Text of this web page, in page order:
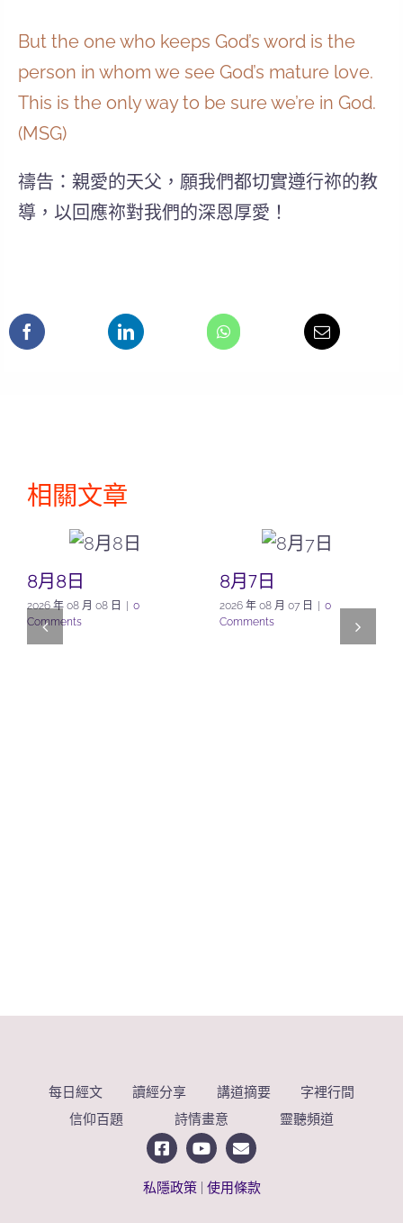
But the one who keeps God’s word is the
person in whom we see God’s mature love.
This is the only way to be sure we’re in God.
(MSG)
禱告：親愛的天父，願我們都切實遵行祢的教
導，以回應祢對我們的深恩厚愛！
相關文章
8月8日
2026 年 08 月 08 日 | 0
Comments
8月7日
2026 年 08 月 07 日 | 0
Comments
每日經文 讀經分享 講道摘要
字裡行間
信仰百題
詩情畫意 靈聽頻道
私隱政策 使用條款